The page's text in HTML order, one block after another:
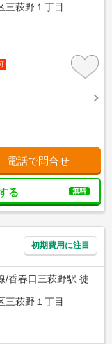
三萩野１丁目
電話で問合せ
る 無料
初期費用に注目
/香春口三萩野駅 徒
三萩野１丁目